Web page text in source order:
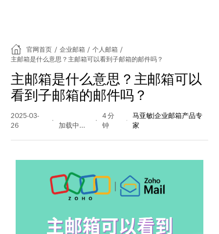
官网首页 / 企业邮箱 / 个人邮箱 /
主邮箱是什么意思？主邮箱可以看到子邮箱的邮件吗？
主邮箱是什么意思？主邮箱可以
看到子邮箱的邮件吗？
2025-03-
26
量
4 分
钟
马亚敏|企业邮箱产品专
家